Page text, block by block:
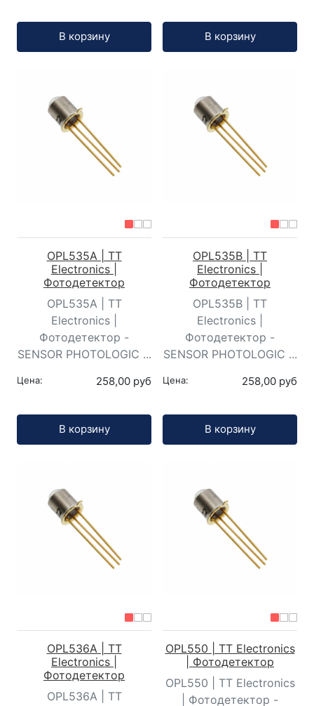
В корзину В корзину
OPL535A | TT
Electronics |
Фотодетектор
OPL535A | TT
Electronics |
Фотодетектор -
SENSOR PHOTOLOGIC ...
Цена: 258,00 руб
В корзину
OPL535B | TT
Electronics |
Фотодетектор
OPL535B | TT
Electronics |
Фотодетектор -
SENSOR PHOTOLOGIC ...
Цена: 258,00 руб
В корзину
OPL536A | TT
Electronics |
Фотодетектор
OPL536A | TT
OPL550 | TT Electronics
| Фотодетектор
OPL550 | TT Electronics
| Фотодетектор -